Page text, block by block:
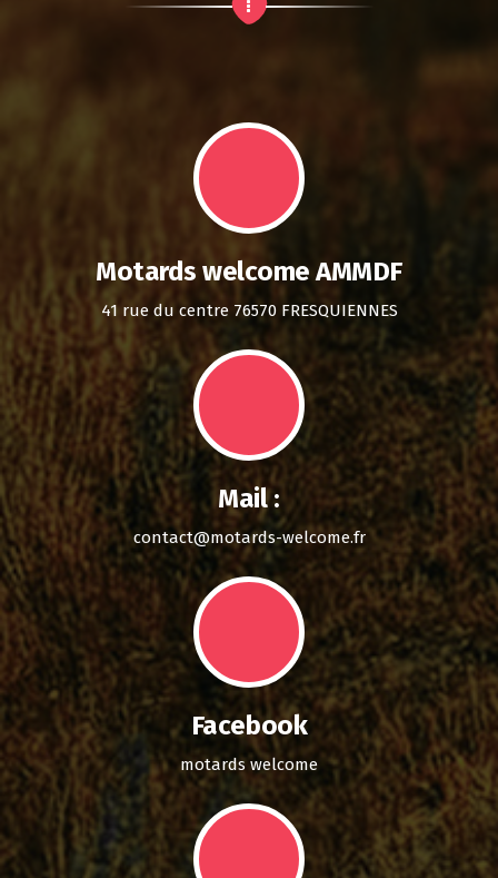
Motards welcome AMMDF
41 rue du centre 76570 FRESQUIENNES
Mail :
contact@motards-welcome.fr
Facebook
motards welcome